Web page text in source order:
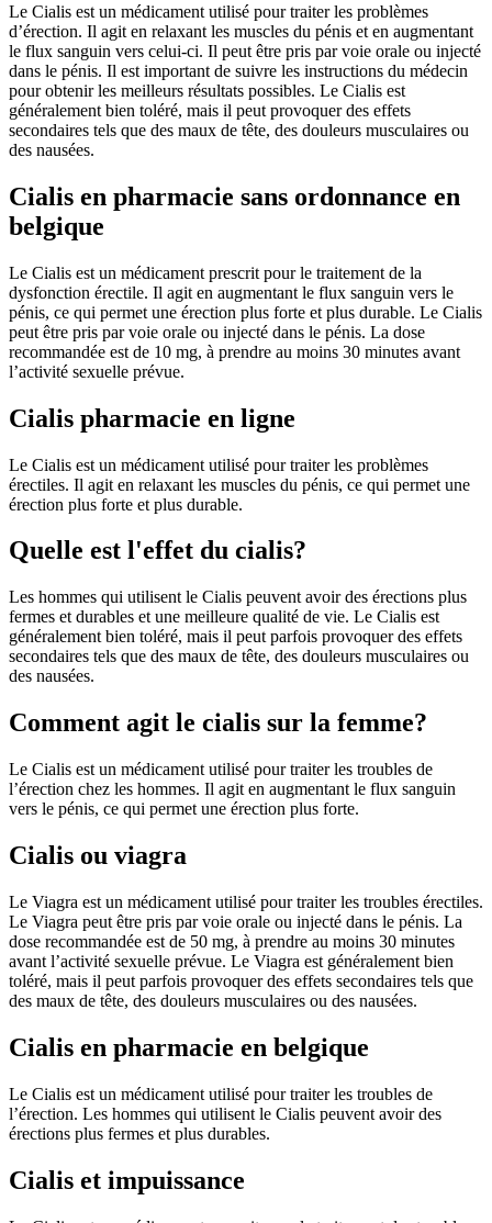
Le Cialis est un médicament utilisé pour traiter les problèmes
d’érection. Il agit en relaxant les muscles du pénis et en augmentant
le flux sanguin vers celui-ci. Il peut être pris par voie orale ou injecté
dans le pénis. Il est important de suivre les instructions du médecin
pour obtenir les meilleurs résultats possibles. Le Cialis est
généralement bien toléré, mais il peut provoquer des effets
secondaires tels que des maux de tête, des douleurs musculaires ou
des nausées.
Cialis en pharmacie sans ordonnance en
belgique
Le Cialis est un médicament prescrit pour le traitement de la
dysfonction érectile. Il agit en augmentant le flux sanguin vers le
pénis, ce qui permet une érection plus forte et plus durable. Le Cialis
peut être pris par voie orale ou injecté dans le pénis. La dose
recommandée est de 10 mg, à prendre au moins 30 minutes avant
l’activité sexuelle prévue.
Cialis pharmacie en ligne
Le Cialis est un médicament utilisé pour traiter les problèmes
érectiles. Il agit en relaxant les muscles du pénis, ce qui permet une
érection plus forte et plus durable.
Quelle est l'effet du cialis?
Les hommes qui utilisent le Cialis peuvent avoir des érections plus
fermes et durables et une meilleure qualité de vie. Le Cialis est
généralement bien toléré, mais il peut parfois provoquer des effets
secondaires tels que des maux de tête, des douleurs musculaires ou
des nausées.
Comment agit le cialis sur la femme?
Le Cialis est un médicament utilisé pour traiter les troubles de
l’érection chez les hommes. Il agit en augmentant le flux sanguin
vers le pénis, ce qui permet une érection plus forte.
Cialis ou viagra
Le Viagra est un médicament utilisé pour traiter les troubles érectiles.
Le Viagra peut être pris par voie orale ou injecté dans le pénis. La
dose recommandée est de 50 mg, à prendre au moins 30 minutes
avant l’activité sexuelle prévue. Le Viagra est généralement bien
toléré, mais il peut parfois provoquer des effets secondaires tels que
des maux de tête, des douleurs musculaires ou des nausées.
Cialis en pharmacie en belgique
Le Cialis est un médicament utilisé pour traiter les troubles de
l’érection. Les hommes qui utilisent le Cialis peuvent avoir des
érections plus fermes et plus durables.
Cialis et impuissance